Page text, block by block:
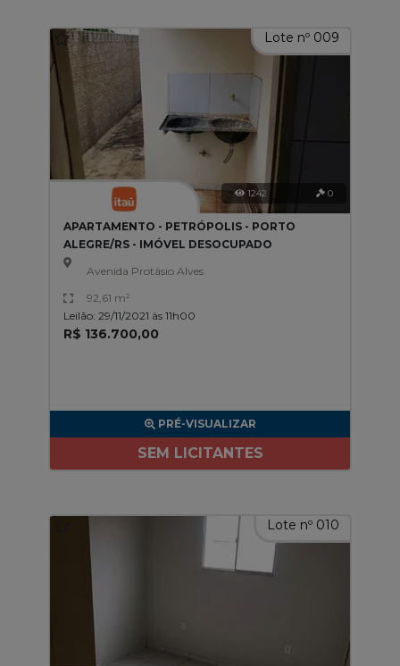
Lote nº 009
1242 0
APARTAMENTO - PETRÓPOLIS - PORTO
ALEGRE/RS - IMÓVEL DESOCUPADO
Avenida Protásio Alves
92,61 m²
Leilão: 29/11/2021 às 11h00
R$ 136.700,00
PRÉ-VISUALIZAR
SEM LICITANTES
Lote nº 010